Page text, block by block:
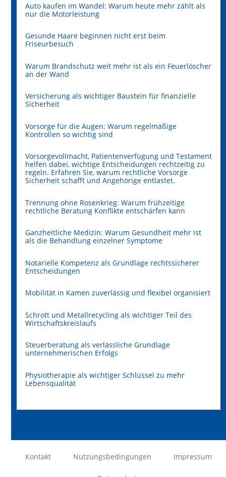
Auto kaufen im Wandel: Warum heute mehr zählt als
nur die Motorleistung
Gesunde Haare beginnen nicht erst beim
Friseurbesuch
Warum Brandschutz weit mehr ist als ein Feuerlöscher
an der Wand
Versicherung als wichtiger Baustein für finanzielle
Sicherheit
Vorsorge für die Augen: Warum regelmäßige
Kontrollen so wichtig sind
Vorsorgevollmacht, Patientenverfügung und Testament
helfen dabei, wichtige Entscheidungen rechtzeitig zu
regeln. Erfahren Sie, warum rechtliche Vorsorge
Sicherheit schafft und Angehörige entlastet.
Trennung ohne Rosenkrieg: Warum frühzeitige
rechtliche Beratung Konflikte entschärfen kann
Ganzheitliche Medizin: Warum Gesundheit mehr ist
als die Behandlung einzelner Symptome
Notarielle Kompetenz als Grundlage rechtssicherer
Entscheidungen
Mobilität in Kamen zuverlässig und flexibel organisiert
Schrott und Metallrecycling als wichtiger Teil des
Wirtschaftskreislaufs
Steuerberatung als verlässliche Grundlage
unternehmerischen Erfolgs
Physiotherapie als wichtiger Schlüssel zu mehr
Lebensqualität
Kontakt Nutzungsbedingungen Impressum